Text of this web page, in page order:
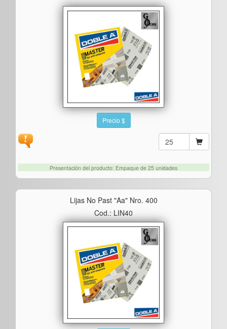
Precio $
Presentación del producto: Empaque de 25 unidades
Lijas No Past "aa" Nro. 400
Cod.: LIN40